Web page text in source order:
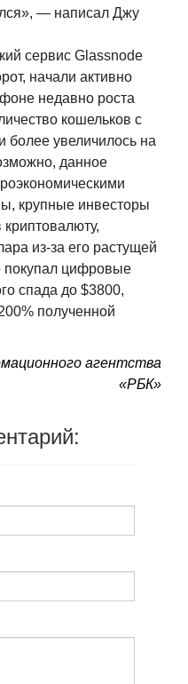
— написал Джу
сервис Glassnode
начали активно
недавно роста
кошельков с
более увеличилось на
данное
крупные инвесторы
криптовалюту,
из-за его растущей
покупал цифровые
спада до $3800,
полученной
агентства
«РБК»